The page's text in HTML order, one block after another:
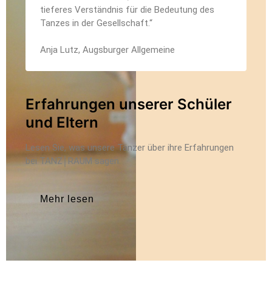
tieferes Verständnis für die Bedeutung des
Tanzes in der Gesellschaft.“
Anja Lutz, Augsburger Allgemeine
Erfahrungen unserer Schüler
und Eltern
Lesen Sie, was unsere Tänzer über ihre Erfahrungen
bei TANZ│RAUM sagen.
Mehr lesen